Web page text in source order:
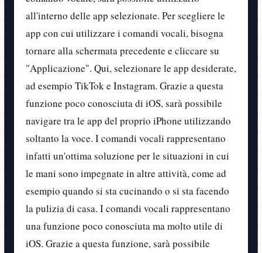
all'interno delle app selezionate. Per scegliere le
app con cui utilizzare i comandi vocali, bisogna
tornare alla schermata precedente e cliccare su
"Applicazione". Qui, selezionare le app desiderate,
ad esempio TikTok e Instagram. Grazie a questa
funzione poco conosciuta di iOS, sarà possibile
navigare tra le app del proprio iPhone utilizzando
soltanto la voce. I comandi vocali rappresentano
infatti un'ottima soluzione per le situazioni in cui
le mani sono impegnate in altre attività, come ad
esempio quando si sta cucinando o si sta facendo
la pulizia di casa. I comandi vocali rappresentano
una funzione poco conosciuta ma molto utile di
iOS. Grazie a questa funzione, sarà possibile